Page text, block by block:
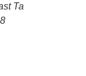
Ta